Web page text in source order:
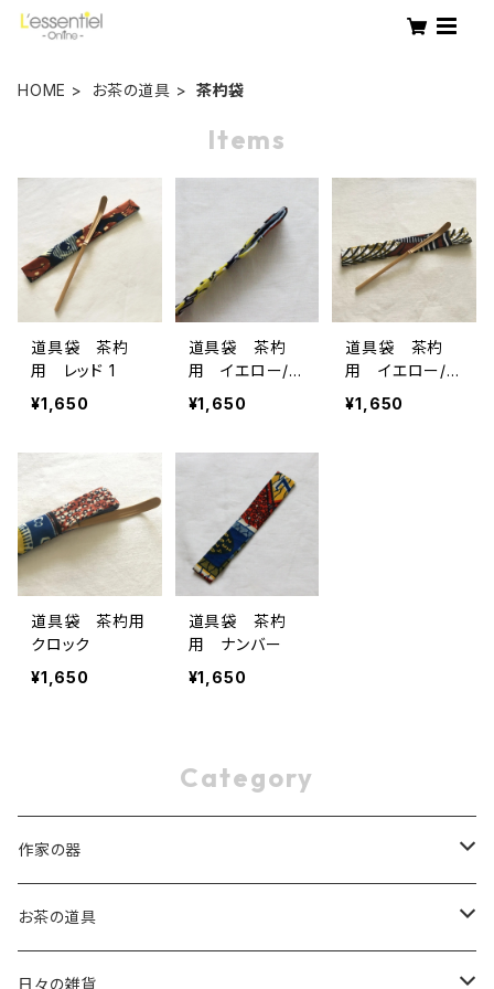
HOME お茶の道具 茶杓袋
Items
道具袋 茶杓
用 レッド 1
¥1,650
道具袋 茶杓
用 イエロー/ブ
ラウン 1
¥1,650
道具袋 茶杓
用 イエロー/ブ
ラウン 2
¥1,650
道具袋 茶杓用
クロック
¥1,650
道具袋 茶杓
用 ナンバー
¥1,650
Category
作家の器
稲葉 周子 Chikako Inaba
片瀬 和宏 Kazuhiro Katase
お茶の道具
茶杓
日々の雑貨